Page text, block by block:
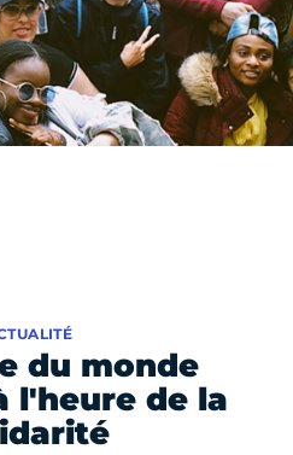
du monde
l'heure de la